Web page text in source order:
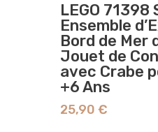
LEGO 71398
Ensemble
Bord de Mer
Jouet de
avec Crabe
+6 Ans
25,90 €